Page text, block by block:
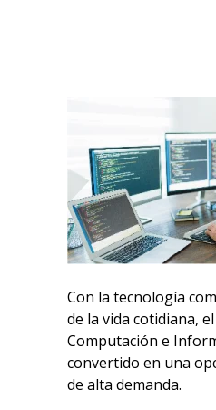
Con la tecnología
de la vida cotidiana,
Computación e
convertido en una
de alta demanda.